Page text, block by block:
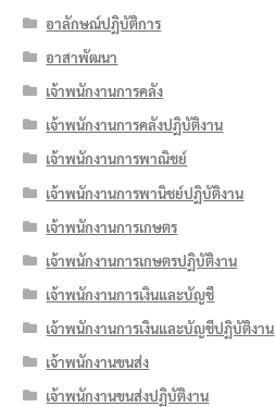
อาลักษณ์ปฏิบัติการ
อาสาพัฒนา
เจ้าพนักงานการคลัง
เจ้าพนักงานการคลังปฏิบัติงาน
เจ้าพนักงานการพาณิชย์
เจ้าพนักงานการพานิชย์ปฏิบัติงาน
เจ้าพนักงานการเกษตร
เจ้าพนักงานการเกษตรปฏิบัติงาน
เจ้าพนักงานการเงินและบัญชี
เจ้าพนักงานการเงินและบัญชีปฏิบัติงาน
เจ้าพนักงานขนส่ง
เจ้าพนักงานขนส่งปฏิบัติงาน